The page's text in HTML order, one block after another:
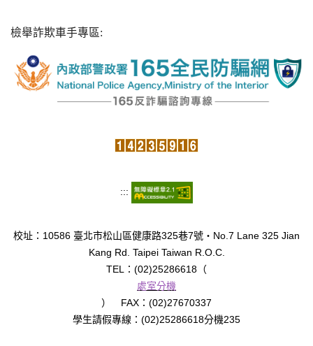
檢舉詐欺車手專區:
:::
校址：10586 臺北市松山區健康路325巷7號‧No.7 Lane 325 Jian
Kang Rd. Taipei Taiwan R.O.C.
TEL：(02)25286618（
處室分機
） FAX：(02)27670337
學生請假專線：(02)25286618分機235